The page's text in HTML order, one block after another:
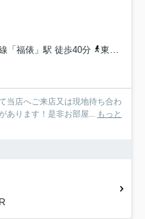
「福俵」駅 徒歩40分 東金線「求名」駅 徒歩52分
当店へご来店又は現地待ち合わ
あります！是非お部屋... もっと